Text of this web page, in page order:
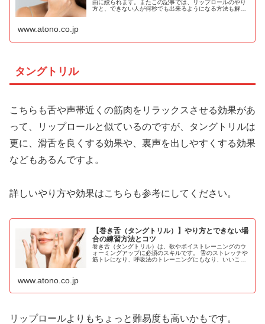
由に絞られます。またこの記事では、リップロールのやり
方と、できない人が何秒でも出来るようになる方法も解説
www.atono.co.jp
タングトリル
こちらも舌や声帯近くの筋肉をリラックスさせる効果があ
って、リップロールと似ているのですが、タングトリルは
更に、滑舌を良くする効果や、裏声を出しやすくする効果
などもあるんですよ。
詳しいやり方や効果はこちらも参考にしてください。
【巻き舌（タングトリル）】やり方とできない場
合の練習方法とコツ
巻き舌（タングトリル）は、歌やボイストレーニングのウ
ォーミングアップに必須のスキルです。 舌のストレッチや
筋トレになり、呼吸法のトレーニングにもなり、いいこと
www.atono.co.jp
リップロールよりもちょっと難易度も高いかもです。